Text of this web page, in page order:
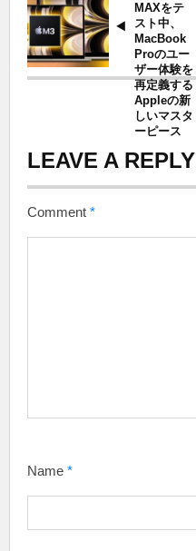
MAXをテ
スト中、
MacBook
Proのユー
ザー体験を
再定義する
Appleの新
しいマスタ
ーピース
LEAVE A REPLY
Comment *
Name *